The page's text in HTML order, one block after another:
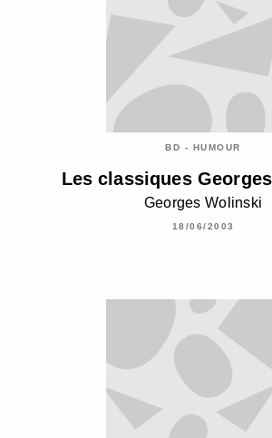
BD - HUMOUR
Les classiques
Georges Wolinski
18/06/2003